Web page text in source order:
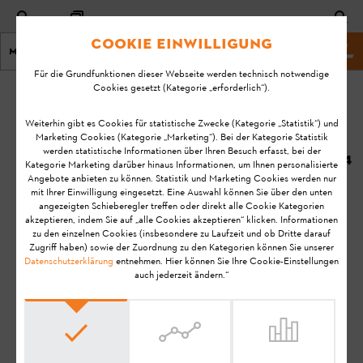
Menu Shop
KA-06950
Wie setze ich einen
Gehölzschneider
in Betrieb?
Gehölzschneider
Geändert
am:
05.09.2024
FAQ
Installation
Bevor Sie Ihr STIHL Produkt einsatzbereit machen, in
Betrieb nehmen, reinigen, transportieren, aufbewahren,
warten, reparieren, Störungen beheben oder entsorgen, lesen
Sie bitte die
Gebrauchsanleitungsorgfältig durch. Die
Gebrauchsanleitung enthält Sicherheitshinweise und
Cookie Einwilligung
Für die Grundfunktionen dieser Webseite werden technisch notwendige
Cookies gesetzt (Kategorie „erforderlich“).
Weiterhin gibt es Cookies für statistische Zwecke (Kategorie „Statistik“) und
Marketing Cookies (Kategorie „Marketing“). Bei der Kategorie Statistik
werden statistische Informationen über Ihren Besuch erfasst, bei der
Kategorie Marketing darüber hinaus Informationen, um Ihnen personalisierte
Angebote anbieten zu können. Statistik und Marketing Cookies werden nur
mit Ihrer Einwilligung eingesetzt. Eine Auswahl können Sie über den unten
angezeigten Schieberegler treffen oder direkt alle Cookie Kategorien
akzeptieren, indem Sie auf „alle Cookies akzeptieren“ klicken. Informationen
zu den einzelnen Cookies (insbesondere zu Laufzeit und ob Dritte darauf
Zugriff haben) sowie der Zuordnung zu den Kategorien können Sie unserer
Datenschutzerklärung entnehmen. Hier können Sie Ihre Cookie-Einstellungen
auch jederzeit ändern.“